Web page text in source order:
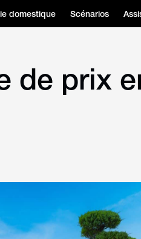
domestique Scénarios
de prix